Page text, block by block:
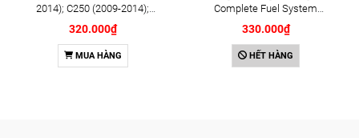
2014); C250 (2009-2014);
E250 (2009-2013); G500
(2008-2015); GL450 (2006-
2012), S500 (2005-2011);
SLK200 (2011-2015) chính
320.000₫
MUA HÀNG
Complete Fuel System
Cleaner 473ml (08813)
330.000₫
HẾT HÀNG